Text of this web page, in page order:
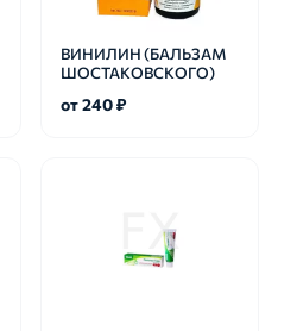
ВИНИЛИН (БАЛЬЗАМ
ШОСТАКОВСКОГО)
от 240 ₽